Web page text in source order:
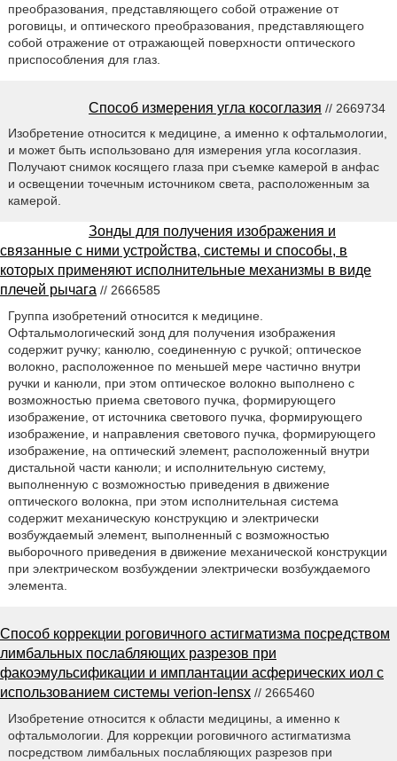
преобразования, представляющего собой отражение от
роговицы, и оптического преобразования, представляющего
собой отражение от отражающей поверхности оптического
приспособления для глаз.
Способ измерения угла косоглазия // 2669734
Изобретение относится к медицине, а именно к офтальмологии,
и может быть использовано для измерения угла косоглазия.
Получают снимок косящего глаза при съемке камерой в анфас
и освещении точечным источником света, расположенным за
камерой.
Зонды для получения изображения и
связанные с ними устройства, системы и способы, в
которых применяют исполнительные механизмы в виде
плечей рычага // 2666585
Группа изобретений относится к медицине.
Офтальмологический зонд для получения изображения
содержит ручку; канюлю, соединенную с ручкой; оптическое
волокно, расположенное по меньшей мере частично внутри
ручки и канюли, при этом оптическое волокно выполнено с
возможностью приема светового пучка, формирующего
изображение, от источника светового пучка, формирующего
изображение, и направления светового пучка, формирующего
изображение, на оптический элемент, расположенный внутри
дистальной части канюли; и исполнительную систему,
выполненную с возможностью приведения в движение
оптического волокна, при этом исполнительная система
содержит механическую конструкцию и электрически
возбуждаемый элемент, выполненный с возможностью
выборочного приведения в движение механической конструкции
при электрическом возбуждении электрически возбуждаемого
элемента.
Способ коррекции роговичного астигматизма посредством
лимбальных послабляющих разрезов при
факоэмульсификации и имплантации асферических иол с
использованием системы verion-lensx // 2665460
Изобретение относится к области медицины, а именно к
офтальмологии. Для коррекции роговичного астигматизма
посредством лимбальных послабляющих разрезов при